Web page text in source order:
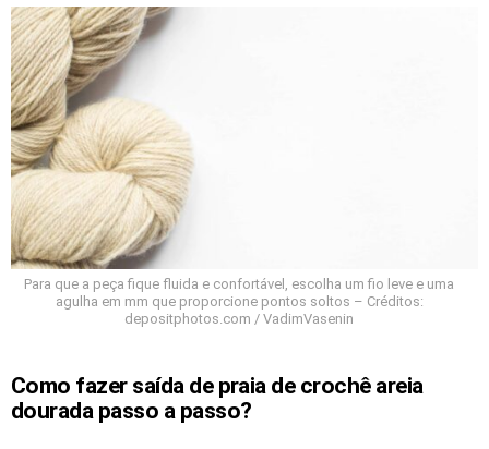
Para que a peça fique fluida e confortável, escolha um fio leve e uma
agulha em mm que proporcione pontos soltos – Créditos:
depositphotos.com / VadimVasenin
Como fazer saída de praia de crochê areia
dourada passo a passo?